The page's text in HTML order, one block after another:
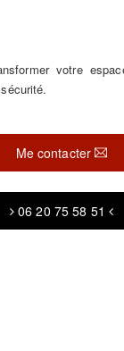
votre
Me contacter
06 20 75 58 51